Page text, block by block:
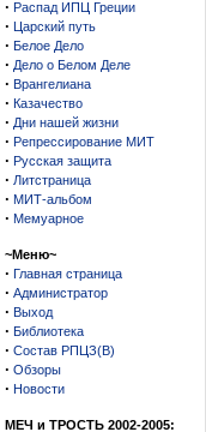
· Распад ИПЦ Греции
· Царский путь
· Белое Дело
· Дело о Белом Деле
· Врангелиана
· Казачество
· Дни нашей жизни
· Репрессирование МИТ
· Русская защита
· Литстраница
· МИТ-альбом
· Мемуарное
~Меню~
· Главная страница
· Администратор
· Выход
· Библиотека
· Состав РПЦЗ(В)
· Обзоры
· Новости
МЕЧ и ТРОСТЬ 2002-2005: